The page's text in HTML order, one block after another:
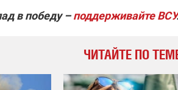
в победу –поддерживайте ВСУ
ЧИТАЙТЕ ПО